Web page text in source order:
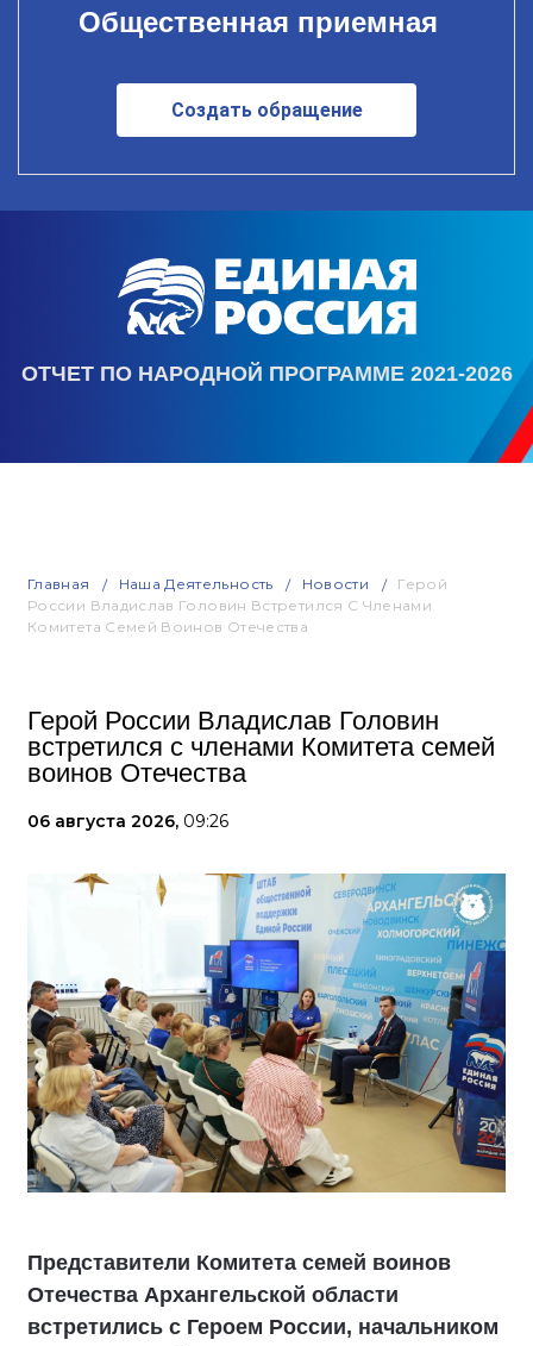
Общественная приемная
Создать обращение
ОТЧЕТ ПО НАРОДНОЙ ПРОГРАММЕ 2021-2026
Главная Наша Деятельность Новости
Герой
России Владислав Головин Встретился С Членами
Комитета Семей Воинов Отечества
Герой России Владислав Головин
встретился с членами Комитета семей
воинов Отечества
06 августа 2026, 09:26
Представители Комитета семей воинов
Отечества Архангельской области
встретились с Героем России, начальником